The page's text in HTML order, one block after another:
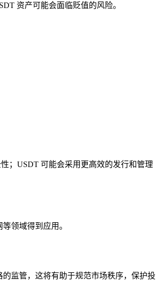
资产可能会面临贬值的风险。
；USDT 可能会采用更高效的发行和管理
领域得到应用。
监管，这将有助于规范市场秩序，保护投